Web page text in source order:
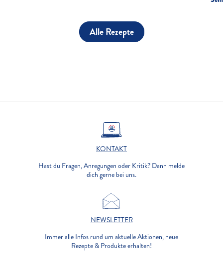
Alle Rezepte
KONTAKT
Hast du Fragen, Anregungen oder Kritik? Dann melde
dich gerne bei uns.
NEWSLETTER
Immer alle Infos rund um aktuelle Aktionen, neue
Rezepte & Produkte erhalten!